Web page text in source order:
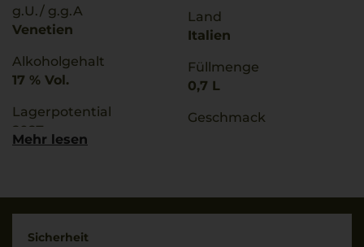
g.U./ g.g.A
Venetien
Alkoholgehalt
17 % Vol.
Lagerpotential
2027
Land
Italien
Füllmenge
0,7 L
Geschmack
Mehr lesen
Sicherheit